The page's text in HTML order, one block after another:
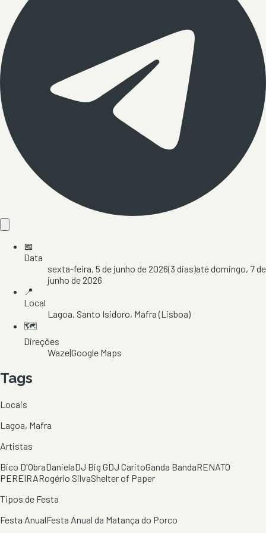
📅
Data
sexta-feira, 5 de junho de 2026(3 dias)atédomingo, 7 de
junho de 2026
📍
Local
Lagoa, Santo Isidoro, Mafra(Lisboa)
🗺️
Direções
Waze|Google Maps
Tags
Locais
Lagoa, Mafra
Artistas
Bico D'ObraDanielaDJ Big GDJ CaritoGanda BandaRENATO
PEREIRARogério SilvaShelter of Paper
Tipos de Festa
Festa AnualFesta Anual da Matança do Porco